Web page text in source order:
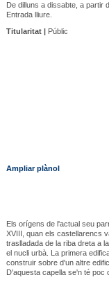
De dilluns a dissabte, a partir
Entrada lliure.
Titularitat |
Públic
Ampliar plànol
Els orígens de l'actual seu
XVIII, quan els castellarencs
traslladada de la riba dreta a
el nucli urbà. La primera
construir sobre d'un altre
D'aquesta capella se'n té poc